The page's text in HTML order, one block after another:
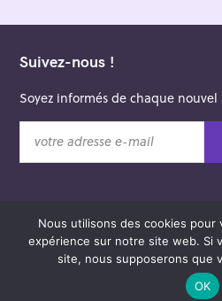
Suivez-nous !
Soyez informés de chaque
t
© 2026 Saint-Merry
Theme: Felt by
Nous utilisons des cookies pour
expérience sur notre site web. Si
site, nous supposerons que
OK